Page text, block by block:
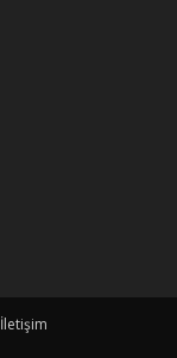
İletişim